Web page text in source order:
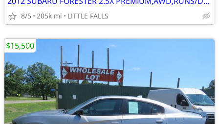
8/5 205k mi LITTLE FALLS
$15,500